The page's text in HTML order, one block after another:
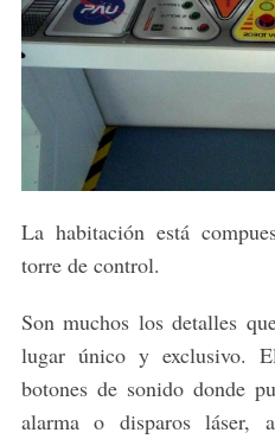
La habitación está
torre de control.
Son muchos los detalles
lugar único y exclusivo.
botones de sonido donde
alarma o disparos láser,